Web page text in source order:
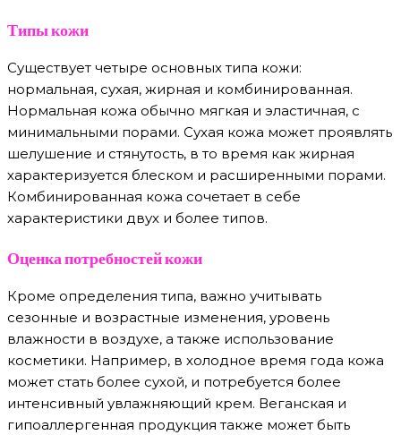
Типы кожи
Существует четыре основных типа кожи:
нормальная, сухая, жирная и комбинированная.
Нормальная кожа обычно мягкая и эластичная, с
минимальными порами. Сухая кожа может проявлять
шелушение и стянутость, в то время как жирная
характеризуется блеском и расширенными порами.
Комбинированная кожа сочетает в себе
характеристики двух и более типов.
Оценка потребностей кожи
Кроме определения типа, важно учитывать
сезонные и возрастные изменения, уровень
влажности в воздухе, а также использование
косметики. Например, в холодное время года кожа
может стать более сухой, и потребуется более
интенсивный увлажняющий крем. Веганская и
гипоаллергенная продукция также может быть